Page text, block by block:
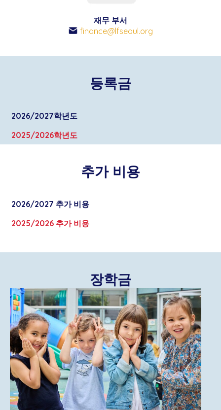
재무 부서
finance@lfseoul.org
등록금
2026/2027학년도
학생이 서울프랑스학교에 입학 신청시에는 전형료
최초 등록 서류 심사 완료 후 시 4,000,000 원의 입학
초 등록 시 한 번만 납입하는 것이며 환불되지 않습니
액은 경우300,000원
클래식 스
트림
인터내셔널
스트림
반
유
치
원
및
초
등
학
교
일
반
금
액
₩
14,760,000
₩
17,060,000
₩
17,760,000
할
인
금
액
₩
10,500,000
₩
12,800,000
₩
13,500,000
2025/2026학년도
가 부과되어 결제 증빙을 서류를 제출
최초 등록 서류 심사 완료 후 시
금(DPI)이 학비에 포함되어 청구되며 이 입학금은 최
초 등록 시 한 번만 납입하는 것이며 환불되지 않습니
는 프랑스 국적의 학생들에게만 적용됩니다.
클래식 스
트림
인터내셔널
스트림
불어집중
반
유치
원
및
초등
일
반
금
액
₩
13,920,000
₩
15,690,000
₩
14,920,000
할
인
₩
₩
₩
추가 비용
2026/2027 추가 비용
급식
초등학교 수
요일(SIA, 스
쿨버스)
360,000
만
중학교 및
고등학교(9
월)
₩
190,000
월-화-
수-목-
금
연간 선택
유치원 및
초등학교 수
요일(AES 및
SES)
₩360,000
수요일
만
2025/2026 추가 비용
연간 의무
급식
유치원 및
₩
월-화-
유치원 및
초등학교 수
요일(SIA, 스
쿨버스)
₩
360,000
수요일
만
중학교 및
고등학교(9
월)
₩
180,000
월-화-
수-목-
금
유치원 및
초등학교 수
요일 (AES 및
₩360,000
수요일
만
장학금